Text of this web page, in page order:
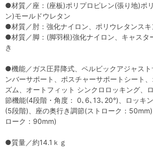
●材質／座：(座板)ポリプロピレン(張り地)ポ
ン)モールドウレタン
●材質／肘：強化ナイロン、ポリウレタンスキ
●材質／脚：(脚羽根)強化ナイロン、キャスタ
き
●機能／ガス圧昇降式、ペルビックアジャス
ンバーサポート、ポスチャーサポートシート
ズム、オートフィット シンクロロッキング、
節機能(4段階・角度： 0､6､13､20°)、ロッキ
(5段階)、座の奥行き調節(ストローク：
ローク：90mm)
●質量／約14.1ｋｇ